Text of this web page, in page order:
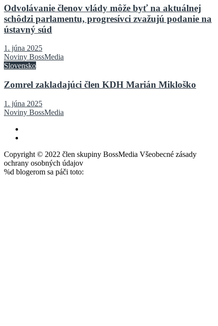
Odvolávanie členov vlády môže byť na aktuálnej
schôdzi parlamentu, progresívci zvažujú podanie na
ústavný súd
1. júna 2025
Noviny BossMedia
Slovensko
Zomrel zakladajúci člen KDH Marián Mikloško
1. júna 2025
Noviny BossMedia
Copyright © 2022 člen skupiny BossMedia Všeobecné zásady
ochrany osobných údajov
%d blogerom sa páči toto: